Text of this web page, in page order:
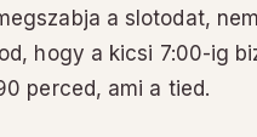
a slotodat,
hogy a kicsi 7:00-ig
perced, ami a tied.